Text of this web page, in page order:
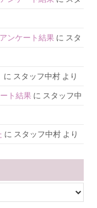
ンケート結果 に スタ
に スタッフ中村 より
ト結果 に スタッフ中
に スタッフ中村 より